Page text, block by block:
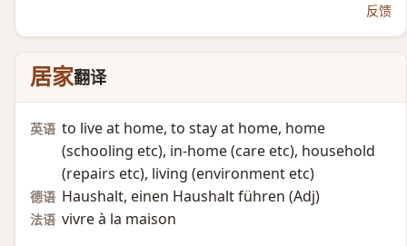
反馈
居家翻译
英语 to live at home, to stay at home, home
(schooling etc)​, in-home (care etc)​, household
(repairs etc)​, living (environment etc)​
德语 Haushalt, einen Haushalt führen (Adj)​
法语 vivre à la maison